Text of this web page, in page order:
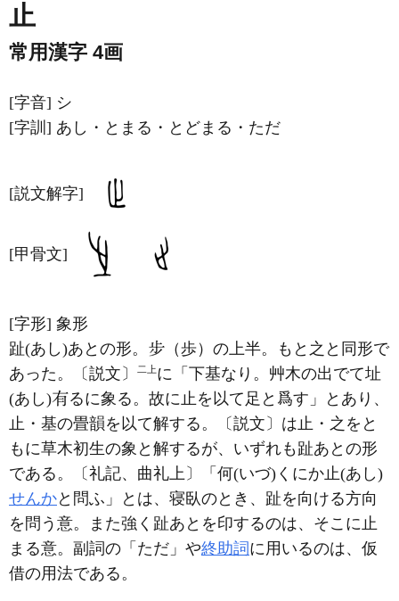
止
常用漢字 4画
[字音] シ
[字訓] あし・とまる・とどまる・ただ
[説文解字]
[甲骨文]
[字形] 象形
趾(あし)あとの形。
（歩）の上半。もと之と同形で
あった。〔説文〕
二上に「下基なり。艸木の出でて址
(あし)
るに象る。故に止を以て足と爲す」とあり、
止・基の畳韻を以て解する。〔説文〕は止・之をと
もに草木初生の象と解するが、いずれも趾あとの形
である。〔礼記、曲礼上〕「何(いづ)くにか止(あし)
せんかと問ふ」とは、寝臥のとき、趾を向ける方向
を問う意。また強く趾あとを印するのは、そこに止
まる意。副詞の「ただ」や終助詞 に用いるのは、仮
借の用法である。